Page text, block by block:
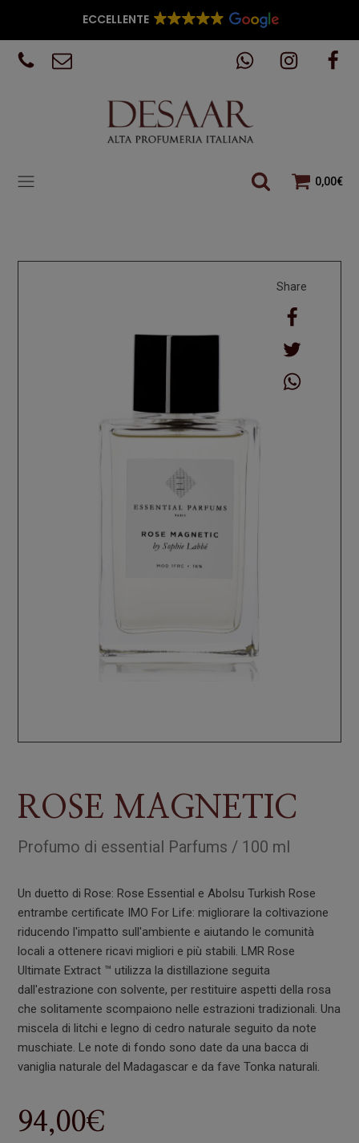
ECCELLENTE
0,00€
ROSE MAGNETIC
Profumo di essential Parfums / 100 ml
Un duetto di Rose: Rose Essential e Abolsu Turkish Rose
entrambe certificate IMO For Life: migliorare la coltivazione
riducendo l'impatto sull'ambiente e aiutando le comunità
locali a ottenere ricavi migliori e più stabili. LMR Rose
Ultimate Extract ™ utilizza la distillazione seguita
dall'estrazione con solvente, per restituire aspetti della rosa
che solitamente scompaiono nelle estrazioni tradizionali. Una
miscela di litchi e legno di cedro naturale seguito da note
muschiate. Le note di fondo sono date da una bacca di
vaniglia naturale del Madagascar e da fave Tonka naturali.
94,00€
Share